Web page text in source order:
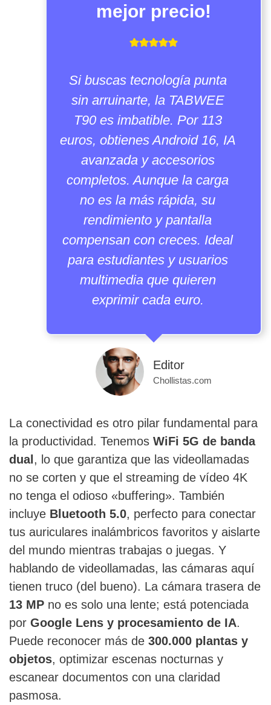
mejor precio!
Si buscas tecnología punta
sin arruinarte, la TABWEE
T90 es imbatible. Por 113
euros, obtienes Android 16, IA
avanzada y accesorios
completos. Aunque la carga
no es la más rápida, su
rendimiento y pantalla
compensan con creces. Ideal
para estudiantes y usuarios
multimedia que quieren
exprimir cada euro.
Editor
Chollistas.com
La conectividad es otro pilar fundamental para
la productividad. Tenemos WiFi 5G de banda
dual , lo que garantiza que las videollamadas
no se corten y que el streaming de vídeo 4K
no tenga el odioso «buffering». También
incluye Bluetooth 5.0, perfecto para conectar
tus auriculares inalámbricos favoritos y aislarte
del mundo mientras trabajas o juegas. Y
hablando de videollamadas, las cámaras aquí
tienen truco (del bueno). La cámara trasera de
13 MP no es solo una lente; está potenciada
por Google Lens y procesamiento de IA.
Puede reconocer más de 300.000 plantas y
objetos, optimizar escenas nocturnas y
escanear documentos con una claridad
pasmosa.